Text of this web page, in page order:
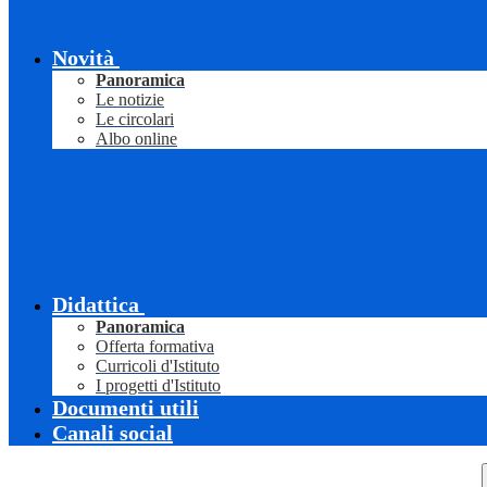
Novità
Panoramica
Le notizie
Le circolari
Albo online
Didattica
Panoramica
Offerta formativa
Curricoli d'Istituto
I progetti d'Istituto
Documenti utili
Canali social